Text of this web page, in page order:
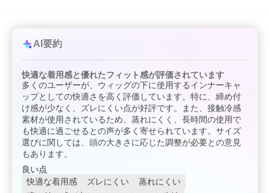
AI要約
快適な着用感と優れたフィット感が評価されています
多くのユーザーが、ウィッグの下に使用するインナーキャ
ップとしての快適さを高く評価しています。特に、締め付
け感が少なく、ズレにくい点が好評です。また、接触冷感
素材が使用されているため、蒸れにくく、長時間の使用で
も快適に過ごせるとの声が多く寄せられています。サイズ
選びに関しては、頭の大きさに応じた調整が必要との意見
もあります。
良い点
快適な着用感
ズレにくい
蒸れにくい